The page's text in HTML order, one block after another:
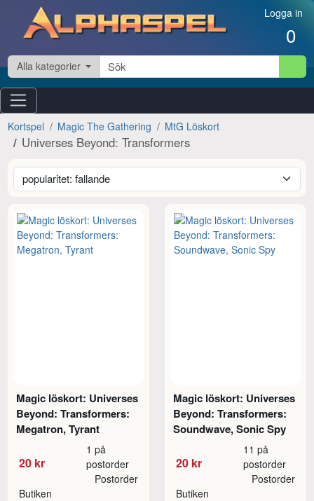
Hoppa till innehåll Logga in
0
Alla kategorier
Kortspel Magic The Gathering MtG Löskort
Universes Beyond: Transformers
Magic löskort: Universes
Beyond: Transformers:
Megatron, Tyrant
20 kr
1 på
postorder
Butiken
Postorder
Magic löskort: Universes
Beyond: Transformers:
Soundwave, Sonic Spy
20 kr
11 på
postorder
Butiken
Postorder